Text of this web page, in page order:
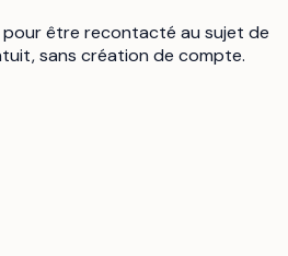
être recontacté au sujet de
sans création de compte.